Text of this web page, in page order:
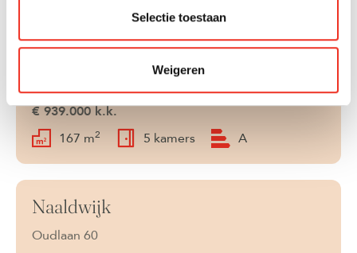
Selectie toestaan
Weigeren
Verkocht onder voorbehoud
Naaldwijk
€ 939.000 k.k.
167 m2 5 kamers A
Verkocht onder voorbehoud
Naaldwijk
Oudlaan 60